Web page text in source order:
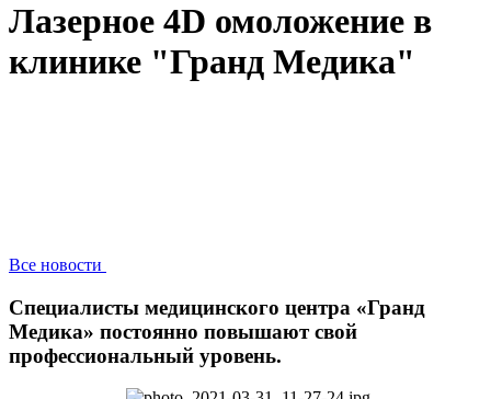
Лазерное 4D омоложение в
клинике "Гранд Медика"
Все новости
Специалисты медицинского центра «Гранд
Медика» постоянно повышают свой
профессиональный уровень.